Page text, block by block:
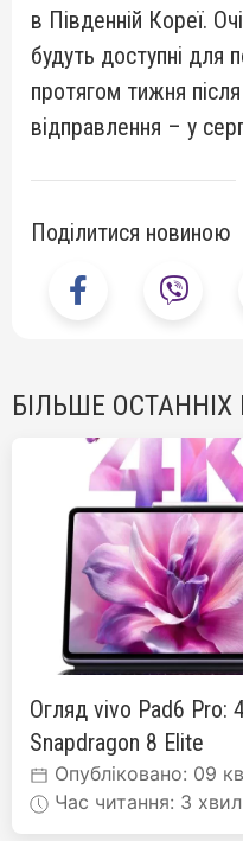
в Південній Кореї.
будуть доступні для
протягом тижня після
відправлення – у
Поділитися новиною
БІЛЬШЕ
Огляд vivo Pad6 Pro:
Snapdragon 8 Elite
Опубліковано: 09
Час читання: 3